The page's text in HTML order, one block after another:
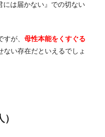
には届かない』での切ない
が、 母性本能をくすぐる
ない存在だといえるでしょ